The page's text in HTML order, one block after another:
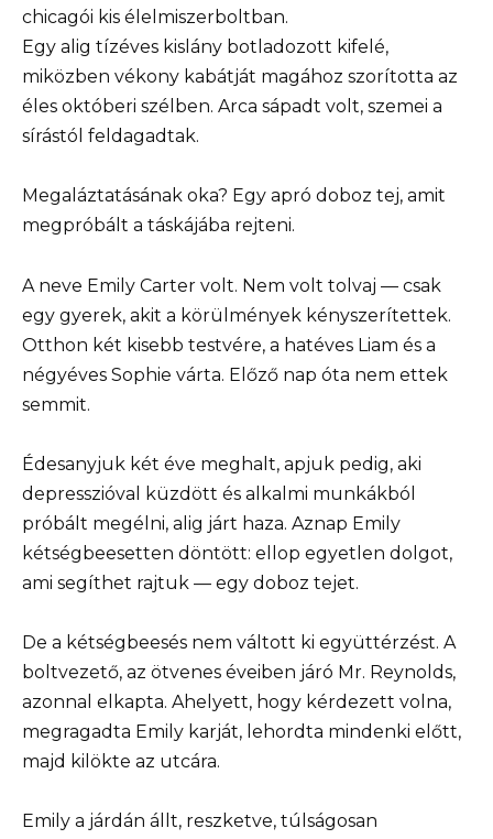
chicagói kis élelmiszerboltban.
Egy alig tízéves kislány botladozott kifelé,
miközben vékony kabátját magához szorította az
éles októberi szélben. Arca sápadt volt, szemei a
sírástól feldagadtak.
Megaláztatásának oka? Egy apró doboz tej, amit
megpróbált a táskájába rejteni.
A neve Emily Carter volt. Nem volt tolvaj — csak
egy gyerek, akit a körülmények kényszerítettek.
Otthon két kisebb testvére, a hatéves Liam és a
négyéves Sophie várta. Előző nap óta nem ettek
semmit.
Édesanyjuk két éve meghalt, apjuk pedig, aki
depresszióval küzdött és alkalmi munkákból
próbált megélni, alig járt haza. Aznap Emily
kétségbeesetten döntött: ellop egyetlen dolgot,
ami segíthet rajtuk — egy doboz tejet.
De a kétségbeesés nem váltott ki együttérzést. A
boltvezető, az ötvenes éveiben járó Mr. Reynolds,
azonnal elkapta. Ahelyett, hogy kérdezett volna,
megragadta Emily karját, lehordta mindenki előtt,
majd kilökte az utcára.
Emily a járdán állt, reszketve, túlságosan